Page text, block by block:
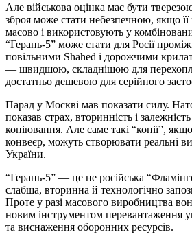
Але військова оцінка має бути
зброя може стати небезпечною, якщо
масово і використовують у
“Герань-5” може стати для Росії
повільними Shahed і дорожчими
— швидшою, складнішою для
достатньо дешевою для серійного
Парад у Москві мав показати силу.
показав страх, вторинність і залежність
копіювання. Але саме такі “копії”,
конвеєр, можуть створювати реальні
України.
“Герань-5” — це не російська
слабша, вторинна й технологічно
Проте у разі масового виробництва
новим інструментом перевантаження
та виснаження оборонних ресурсів.